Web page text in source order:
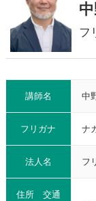
フ
講師名 中
フリガナ ナ
法人名 フ
住所 交通